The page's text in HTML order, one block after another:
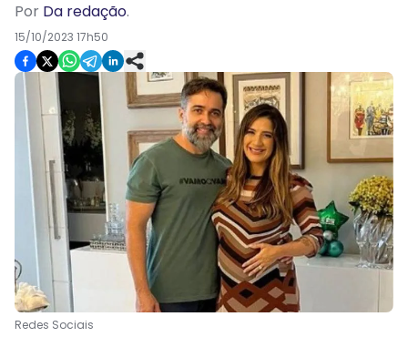
Por Da redação.
15/10/2023 17h50
Redes Sociais